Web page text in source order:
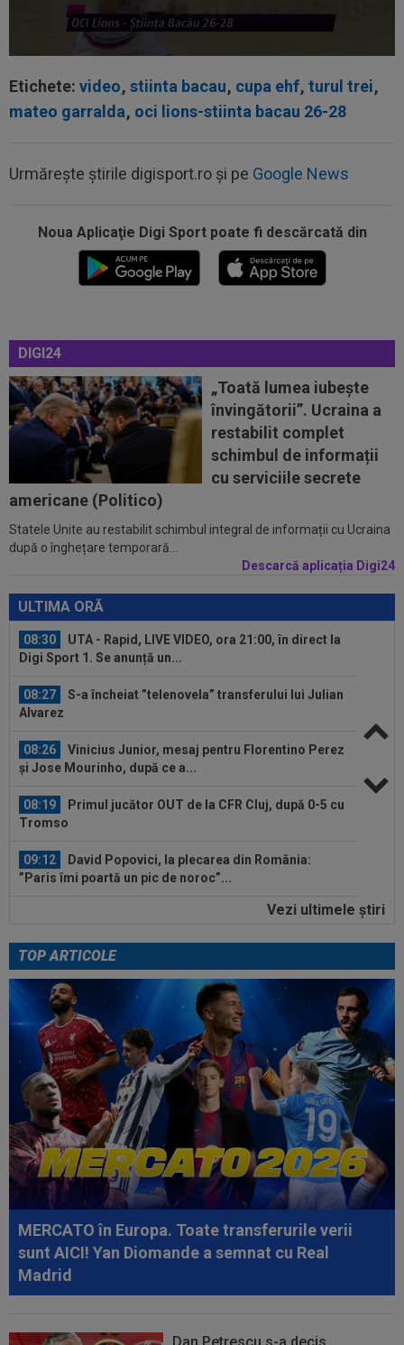
Etichete: video, stiinta bacau, cupa ehf, turul trei,
mateo garralda, oci lions-stiinta bacau 26-28
Urmărește știrile digisport.ro și pe Google News
Noua Aplicaţie Digi Sport poate fi descărcată din
DIGI24
„Toată lumea iubește
învingătorii”. Ucraina a
restabilit complet
schimbul de informații
cu serviciile secrete
americane (Politico)
Statele Unite au restabilit schimbul integral de informații cu Ucraina
după o înghețare temporară...
Descarcă aplicația Digi24
ULTIMA ORĂ
S-a încheiat ”telenovela” transferului lui Julian
08:19
Primul jucător OUT de la CFR Cluj, după 0-5 cu
Tromso
09:12
David Popovici, la plecarea din România:
”Paris îmi poartă un pic de noroc”...
EXCLUSIV
Gigi Becali l-a auzit pe Victor
Pițurcă și i-a dat replica: ”Gata!”
08:58 Fără milă: 6-1 și sunt ca și calificați în play-off
menține în formă, la 38 de ani: ”Sunt de la țară!”
08:30
UTA - Rapid, LIVE VIDEO, ora 21:00, în direct la
Digi Sport 1. Se anunță un...
08:27
S-a încheiat ”telenovela” transferului lui Julian
Alvarez
08:26
Vinicius Junior, mesaj pentru Florentino Perez
și Jose Mourinho, după ce a...
08:19
Primul jucător OUT de la CFR Cluj, după 0-5 cu
Tromso
09:12
David Popovici, la plecarea din România:
”Paris îmi poartă un pic de noroc”...
Gigi Becali l-a auzit pe Victor
08:58 Fără milă: 6-1 și sunt ca și calificați în play-off
08:47 VIDEO EXCLUSIV
Dan Nistor a spus cum se
menține în formă, la 38 de ani: ”Sunt de la țară!”
08:30
UTA - Rapid, LIVE VIDEO, ora 21:00, în direct la
Digi Sport 1. Se anunță un...
Vezi ultimele ştiri
TOP ARTICOLE
MERCATO în Europa. Toate transferurile verii
sunt AICI! Yan Diomande a semnat cu Real
Madrid